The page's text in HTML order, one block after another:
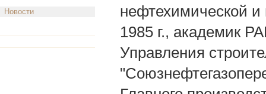
Новости
нефтехимической
1985 г., академик
Управления